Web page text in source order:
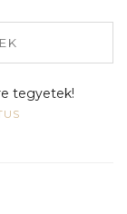
tegyetek!